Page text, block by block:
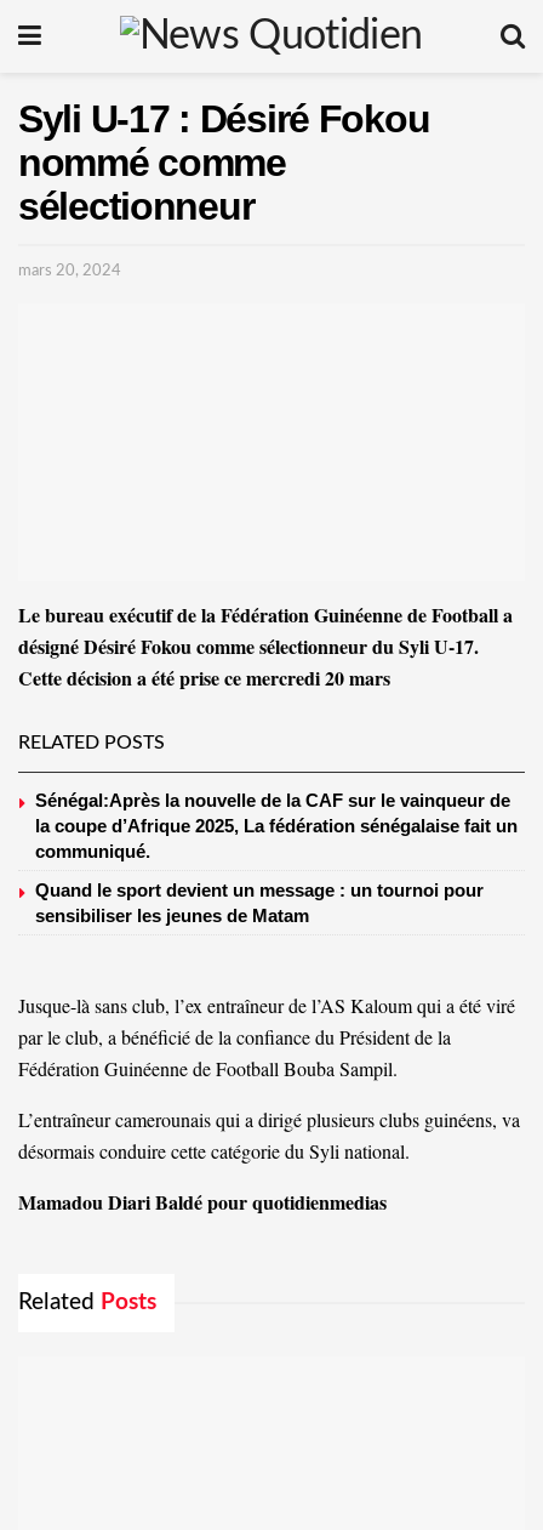
Syli U-17 : Désiré Fokou
nommé comme
sélectionneur
mars 20, 2024
Le bureau exécutif de la Fédération Guinéenne de Football a
désigné Désiré Fokou comme sélectionneur du Syli U-17.
Cette décision a été prise ce mercredi 20 mars
RELATED POSTS
Sénégal:Après la nouvelle de la CAF sur le vainqueur de
la coupe d’Afrique 2025, La fédération sénégalaise fait un
communiqué.
Quand le sport devient un message : un tournoi pour
sensibiliser les jeunes de Matam
Jusque-là sans club, l’ex entraîneur de l’AS Kaloum qui a été viré
par le club, a bénéficié de la confiance du Président de la
Fédération Guinéenne de Football Bouba Sampil.
L’entraîneur camerounais qui a dirigé plusieurs clubs guinéens, va
désormais conduire cette catégorie du Syli national.
Mamadou Diari Baldé pour quotidienmedias
Related Posts